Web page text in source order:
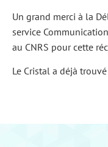
Un grand merci à la
service
au CNRS pour cette
Le Cristal a déjà